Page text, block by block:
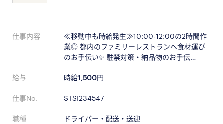
仕事内容
≪移動中も時給発生≫10:00-12:00の2時間作
業◎ 都内のファミリーレストランへ食材運び
のお手伝い✨ 駐禁対策・納品物のお手伝…
給与 時給1,500円
仕事No. STSI234547
職種 ドライバー・配送・送迎